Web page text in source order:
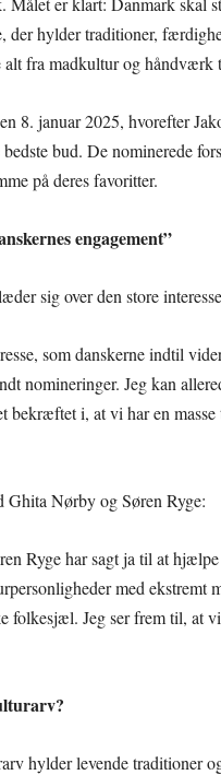
der hylder traditioner,
fra madkultur og håndværk
8. januar 2025, hvorefter
bud. De nominerede
på deres favoritter.
engagement”
sig over den store
som danskerne indtil
nomineringer. Jeg kan
bekræftet i, at vi har en
Ghita Nørby og Søren Ryge:
Ryge har sagt ja til at
med ekstremt
folkesjæl. Jeg ser frem til, at
hylder levende traditioner